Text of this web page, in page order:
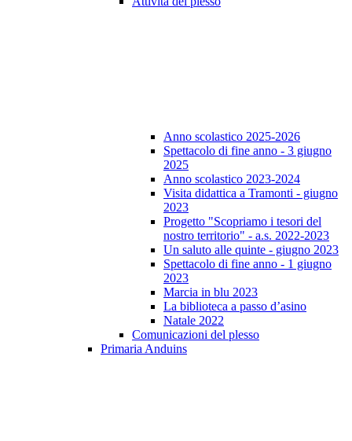
Anno scolastico 2025-2026
Spettacolo di fine anno - 3 giugno
2025
Anno scolastico 2023-2024
Visita didattica a Tramonti - giugno
2023
Progetto "Scopriamo i tesori del
nostro territorio" - a.s. 2022-2023
Un saluto alle quinte - giugno 2023
Spettacolo di fine anno - 1 giugno
2023
Marcia in blu 2023
La biblioteca a passo d’asino
Natale 2022
Comunicazioni del plesso
Primaria Anduins